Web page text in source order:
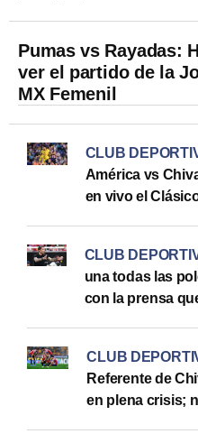
Pumas vs Rayadas:
ver el partido de la
MX Femenil
CLUB
América vs
en vivo el
CLUB
una todas las
con la prensa
CLUB
Referente de
en plena crisis;